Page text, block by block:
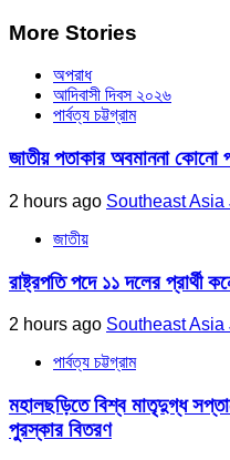
More Stories
অপরাধ
আদিবাসী দিবস ২০২৬
পার্বত্য চট্টগ্রাম
জাতীয় পতাকার অবমাননা কোনো
2 hours ago Southeast Asia
জাতীয়
রাষ্ট্রপতি পদে ১১ দলের প্রার্থী
2 hours ago Southeast Asia
পার্বত্য চট্টগ্রাম
মহালছড়িতে বিশ্ব মাতৃদুগ্ধ
পুরস্কার বিতরণ